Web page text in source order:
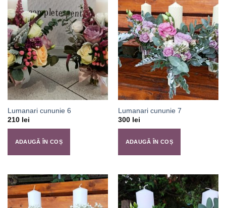
Lumanari cununie 6
210 lei
ADAUGĂ ÎN COȘ
Lumanari cununie 7
300 lei
ADAUGĂ ÎN COȘ